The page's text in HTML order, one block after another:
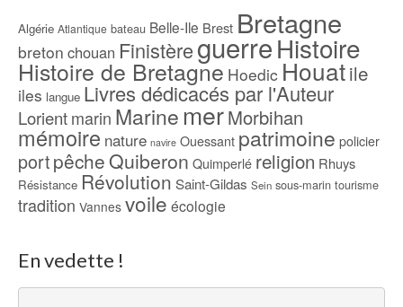
Algérie Atlantique bateau Belle-Ile Brest Bretagne
breton chouan FinistèreguerreHistoire
Histoire de Bretagne Hoedic Houatile
iles langue Livres dédicacés par l'Auteur
Lorientmarin Marine merMorbihan
mémoire nature navire Ouessant patrimoine policier
portpêcheQuiberon Quimperlé religion Rhuys
Résistance Révolution Saint-Gildas Sein sous-marin tourisme
tradition Vannes voile écologie
En vedette !